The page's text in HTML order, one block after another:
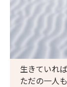
生きていれ
ただの一人